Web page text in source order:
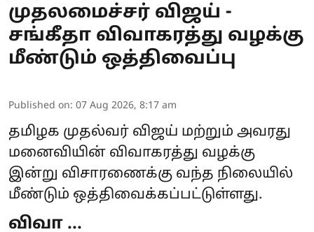
முதலமைச்சர் விஜய் -
சங்கீதா விவாகரத்து வழக்கு
மீண்டும் ஒத்திவைப்பு
Published on: 07 Aug 2026, 8:17 am
தமிழக முதல்வர் விஜய் மற்றும் அவரது
மனைவியின் விவாகரத்து வழக்கு
இன்று விசாரணைக்கு வந்த நிலையில்
மீண்டும் ஒத்திவைக்கப்பட்டுள்ளது.
விவா ...